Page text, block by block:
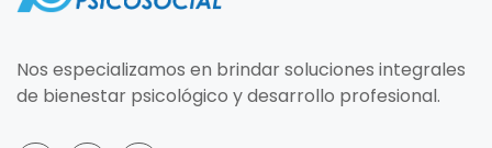
Nos especializamos en brindar soluciones integrales
de bienestar psicológico y desarrollo profesional.